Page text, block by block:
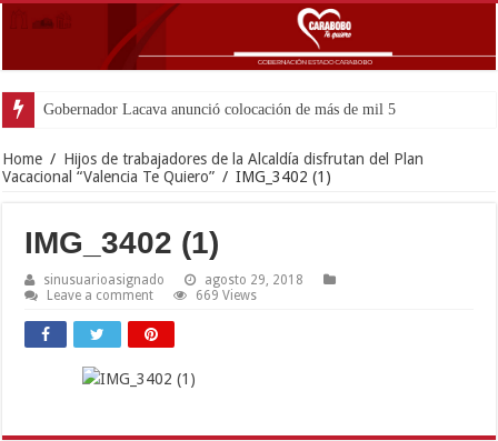
Home / Hijos de trabajadores de la Alcaldía disfrutan del Plan
Vacacional “Valencia Te Quiero” / IMG_3402 (1)
IMG_3402 (1)
sinusuarioasignado
agosto 29, 2018
Leave a comment
669 Views